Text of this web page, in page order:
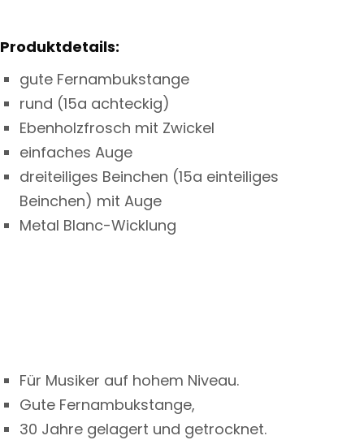
Produktdetails:
gute Fernambukstange
rund (15a achteckig)
Ebenholzfrosch mit Zwickel
einfaches Auge
dreiteiliges Beinchen (15a einteiliges
Beinchen) mit Auge
Metal Blanc-Wicklung
Für Musiker auf hohem Niveau.
Gute Fernambukstange,
30 Jahre gelagert und getrocknet.